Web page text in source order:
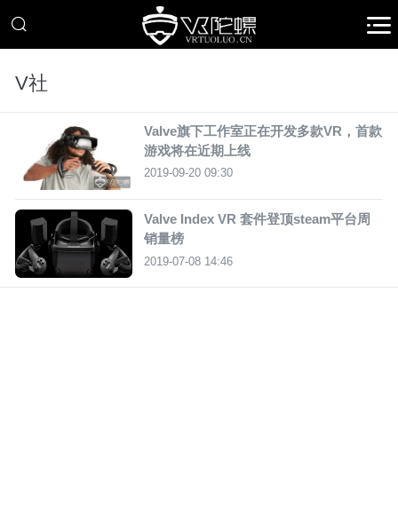
V社
Valve旗下工作室正在开发多款VR，首款
游戏将在近期上线
2019-09-20 09:30
Valve Index VR 套件登顶steam平台周
销量榜
2019-07-08 14:46